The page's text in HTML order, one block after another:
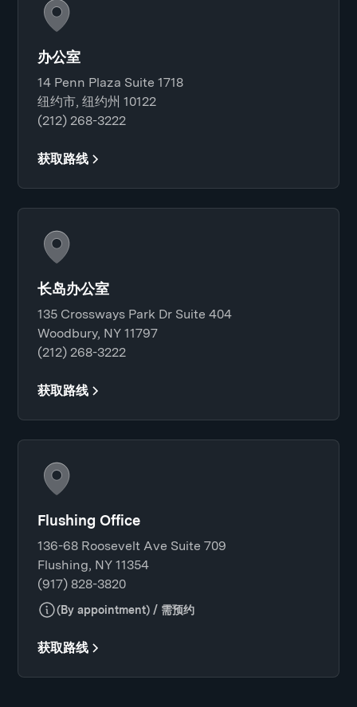
办公室
14 Penn Plaza Suite 1718
纽约市, 纽约州 10122
(212) 268-3222
获取路线
长岛办公室
135 Crossways Park Dr Suite 404
Woodbury, NY 11797
(212) 268-3222
获取路线
Flushing Office
136-68 Roosevelt Ave Suite 709
Flushing, NY 11354
(917) 828-3820
(By appointment) / 需预约
获取路线